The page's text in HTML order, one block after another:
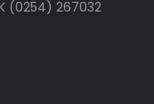
(0254) 267032